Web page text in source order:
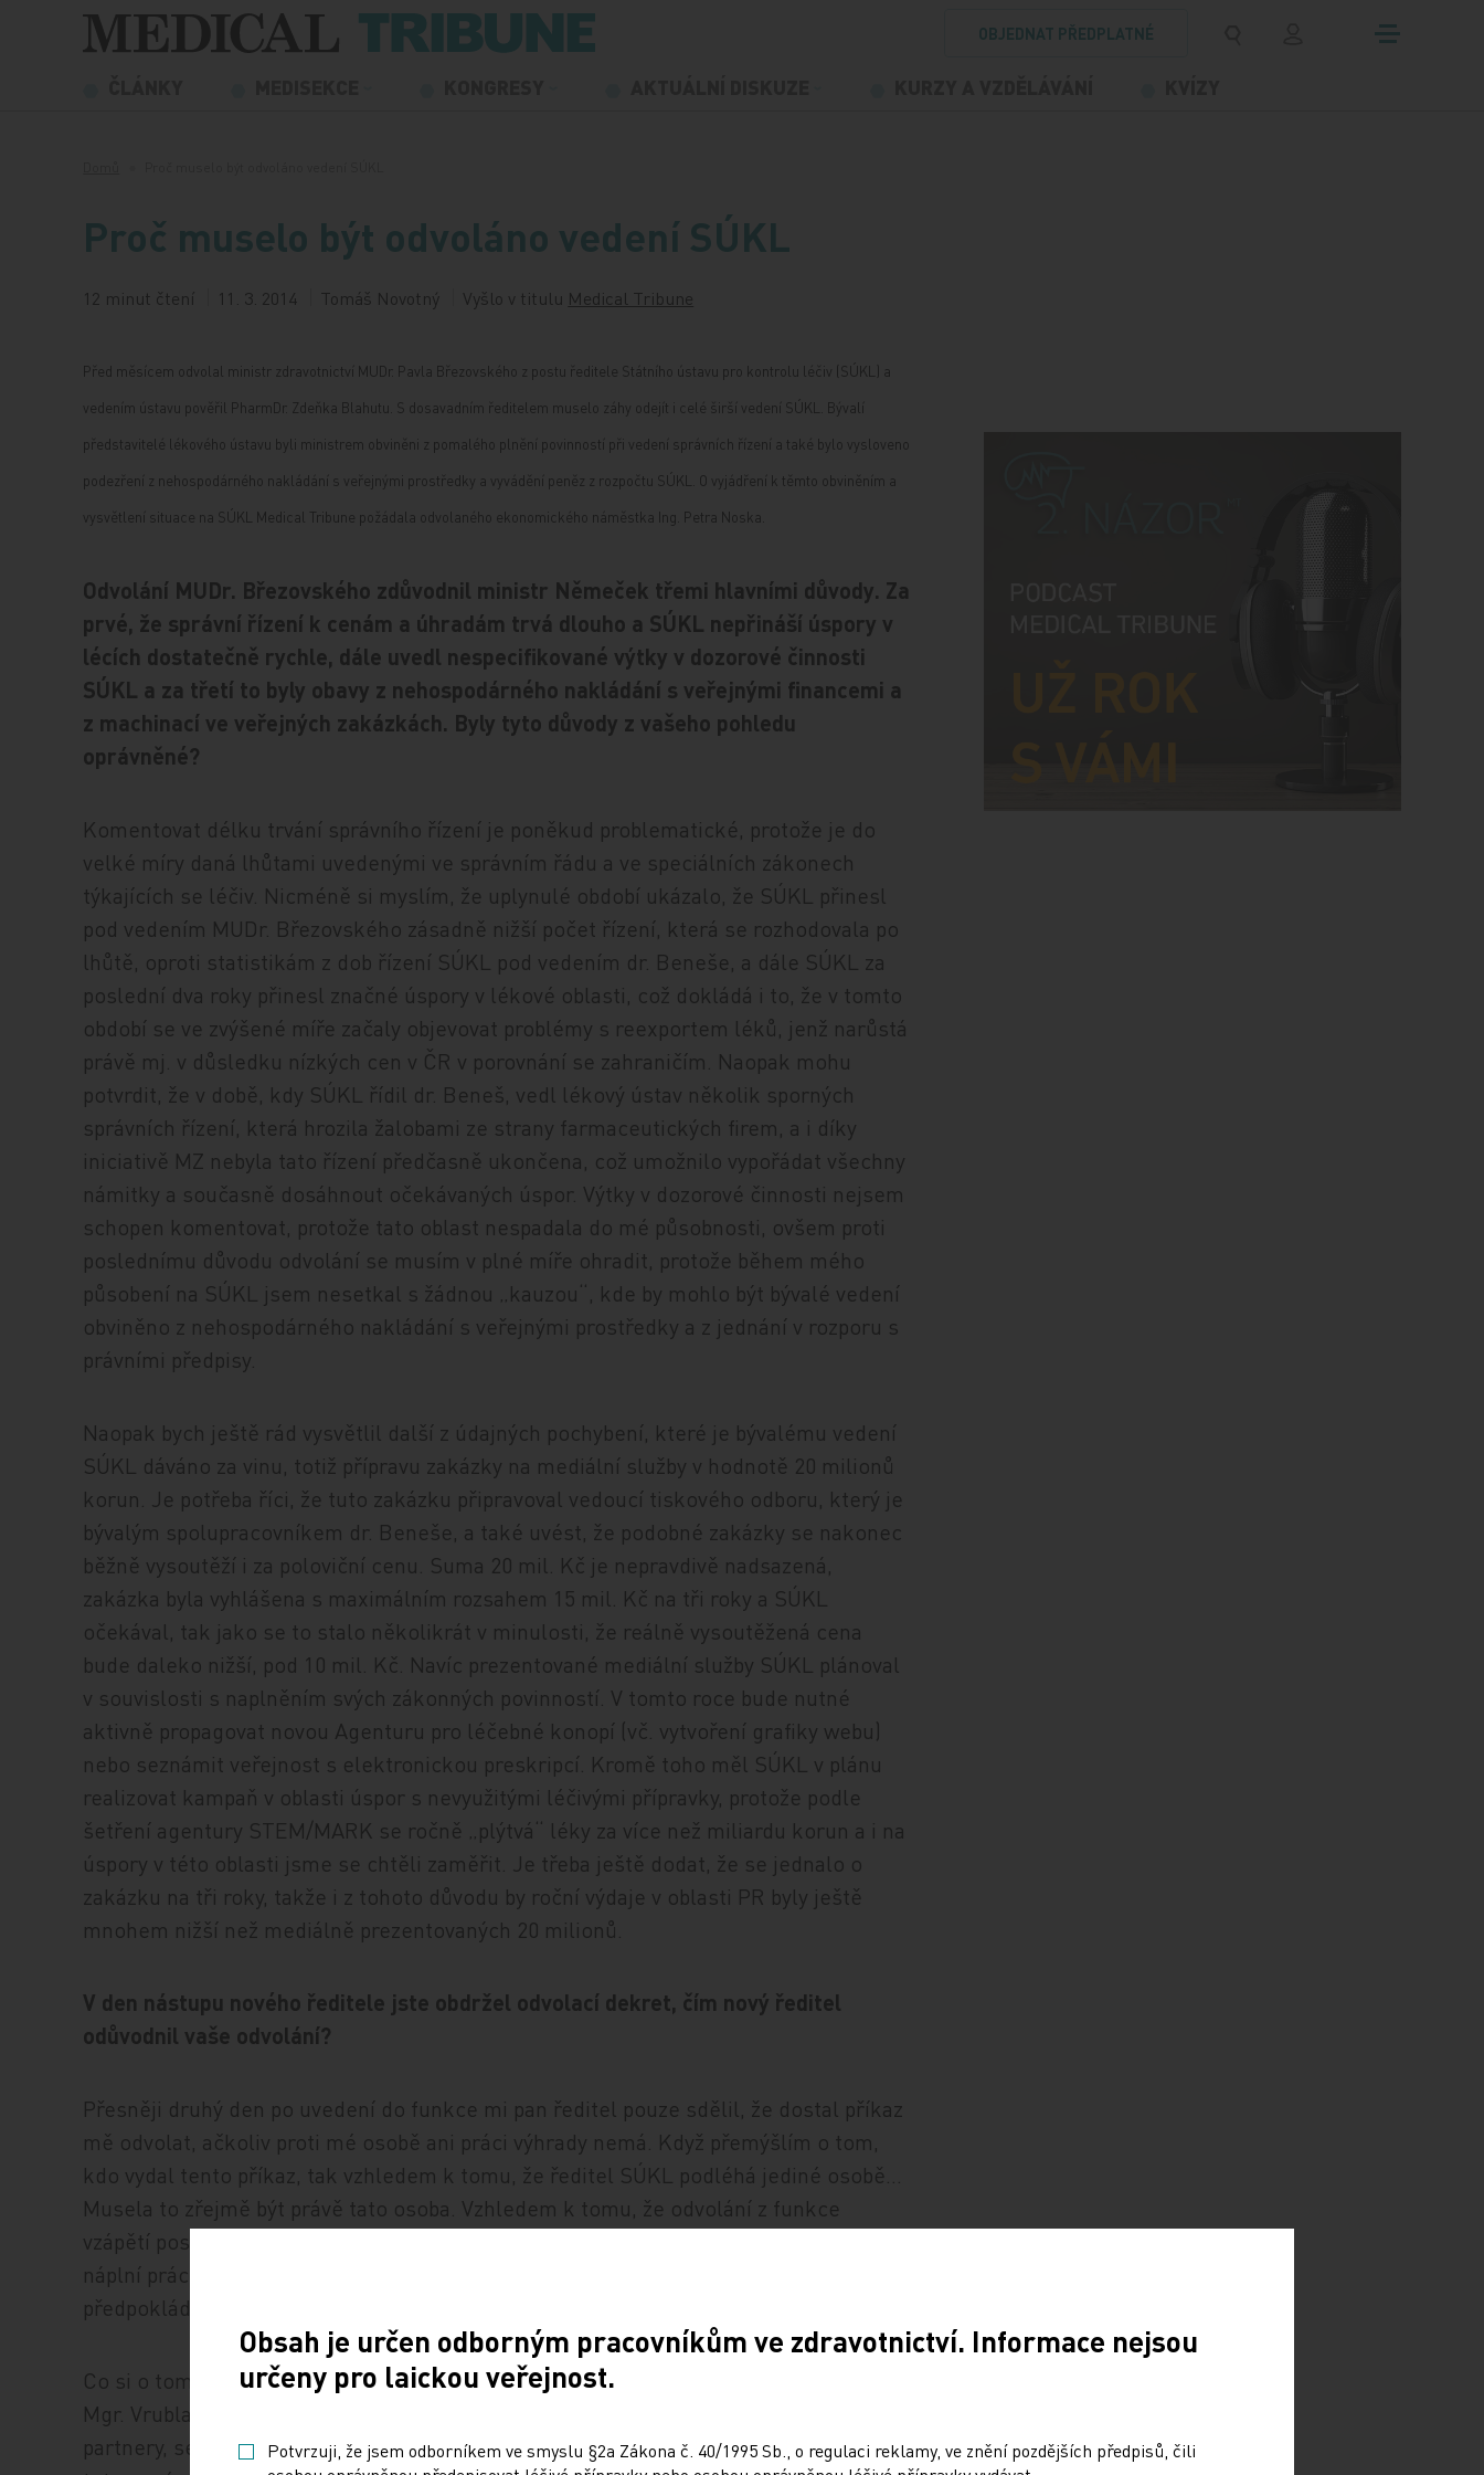
Přeskočit na obsah
OBJEDNAT PŘEDPLATNÉ
Proč muselo být odvoláno vedení SÚKL
12 minut čtení 11. 3. 2014 Tomáš Novotný Vyšlo v titulu Medical Tribune
Před měsícem odvolal ministr zdravotnictví MUDr. Pavla Březovského z postu ředitele Státního ústavu pro kontrolu léčiv (SÚKL) a
vedením ústavu pověřil PharmDr. Zdeňka Blahutu. S dosavadním ředitelem muselo záhy odejít i celé širší vedení SÚKL. Bývalí
představitelé lékového ústavu byli ministrem obviněni z pomalého plnění povinností při vedení správních řízení a také bylo vysloveno
podezření z nehospodárného nakládání s veřejnými prostředky a vyvádění peněz z rozpočtu SÚKL. O vyjádření k těmto obviněním a
vysvětlení situace na SÚKL Medical Tribune požádala odvolaného ekonomického náměstka Ing. Petra Noska.
Odvolání MUDr. Březovského zdůvodnil ministr Němeček třemi hlavními důvody. Za
prvé, že správní řízení k cenám a úhradám trvá dlouho a SÚKL nepřináší úspory v
lécích dostatečně rychle, dále uvedl nespecifikované výtky v dozorové činnosti
SÚKL a za třetí to byly obavy z nehospodárného nakládání s veřejnými financemi a
z machinací ve veřejných zakázkách. Byly tyto důvody z vašeho pohledu
oprávněné?
Komentovat délku trvání správního řízení je poněkud problematické, protože je do
velké míry daná lhůtami uvedenými ve správním řádu a ve speciálních zákonech
týkajících se léčiv. Nicméně si myslím, že uplynulé období ukázalo, že SÚKL přinesl
pod vedením MUDr. Březovského zásadně nižší počet řízení, která se rozhodovala po
lhůtě, oproti statistikám z dob řízení SÚKL pod vedením dr. Beneše, a dále SÚKL za
poslední dva roky přinesl značné úspory v lékové oblasti, což dokládá i to, že v tomto
období se ve zvýšené míře začaly objevovat problémy s reexportem léků, jenž narůstá
právě mj. v důsledku nízkých cen v ČR v porovnání se zahraničím. Naopak mohu
potvrdit, že v době, kdy SÚKL řídil dr. Beneš, vedl lékový ústav několik sporných
správních řízení, která hrozila žalobami ze strany farmaceutických firem, a i díky
iniciativě MZ nebyla tato řízení předčasně ukončena, což umožnilo vypořádat všechny
námitky a současně dosáhnout očekávaných úspor. Výtky v dozorové činnosti nejsem
schopen komentovat, protože tato oblast nespadala do mé působnosti, ovšem proti
poslednímu důvodu odvolání se musím v plné míře ohradit, protože během mého
působení na SÚKL jsem nesetkal s žádnou „kauzou“, kde by mohlo být bývalé vedení
obviněno z nehospodárného nakládání s veřejnými prostředky a z jednání v rozporu s
právními předpisy.
Naopak bych ještě rád vysvětlil další z údajných pochybení, které je bývalému vedení
SÚKL dáváno za vinu, totiž přípravu zakázky na mediální služby v hodnotě 20 milionů
korun. Je potřeba říci, že tuto zakázku připravoval vedoucí tiskového odboru, který je
bývalým spolupracovníkem dr. Beneše, a také uvést, že podobné zakázky se nakonec
běžně vysoutěží i za poloviční cenu. Suma 20 mil. Kč je nepravdivě nadsazená,
zakázka byla vyhlášena s maximálním rozsahem 15 mil. Kč na tři roky a SÚKL
očekával, tak jako se to stalo několikrát v minulosti, že reálně vysoutěžená cena
bude daleko nižší, pod 10 mil. Kč. Navíc prezentované mediální služby SÚKL plánoval
v souvislosti s naplněním svých zákonných povinností. V tomto roce bude nutné
aktivně propagovat novou Agenturu pro léčebné konopí (vč. vytvoření grafiky webu)
nebo seznámit veřejnost s elektronickou preskripcí. Kromě toho měl SÚKL v plánu
realizovat kampaň v oblasti úspor s nevyužitými léčivými přípravky, protože podle
šetření agentury STEM/MARK se ročně „plýtvá“ léky za více než miliardu korun a i na
úspory v této oblasti jsme se chtěli zaměřit. Je třeba ještě dodat, že se jednalo o
zakázku na tři roky, takže i z tohoto důvodu by roční výdaje v oblasti PR byly ještě
mnohem nižší než mediálně prezentovaných 20 milionů.
V den nástupu nového ředitele jste obdržel odvolací dekret, čím nový ředitel
odůvodnil vaše odvolání?
Přesněji druhý den po uvedení do funkce mi pan ředitel pouze sdělil, že dostal příkaz
mě odvolat, ačkoliv proti mé osobě ani práci výhrady nemá. Když přemýšlím o tom,
kdo vydal tento příkaz, tak vzhledem k tomu, že ředitel SÚKL podléhá jediné osobě…
Musela to zřejmě být právě tato osoba. Vzhledem k tomu, že odvolání z funkce
vzápětí postihlo i další kolegy na úrovni vedoucích pracovníků sekcí a úseků, jejichž
náplní práce je vysoce odborná činnost, která nemá politické pozadí, dá se
předpokládat, že na uplatnění tohoto postupu panoval vyšší zájem.
Co si o tom myslet? Lze k tomu dodat, že za působení náměstka pro odborné činnosti
Mgr. Vrubla se SÚKL snažil o zlepšení a ztransparentnění své činnosti, což bylo
partnery, se kterými SÚKL jednal, přijímáno velmi pozitivně. Mohu se jen domnívat, že
Obsah je určen odborným pracovníkům ve zdravotnictví. Informace nejsou
určeny pro laickou veřejnost.
Potvrzuji, že jsem odborníkem ve smyslu §2a Zákona č. 40/1995 Sb., o regulaci reklamy, ve znění pozdějších předpisů, čili